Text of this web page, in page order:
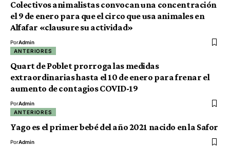
Colectivos animalistas convocan una concentración
el 9 de enero para que el circo que usa animales en
Alfafar «clausure su actividad»
PorAdmin
ANTERIORES
Quart de Poblet prorroga las medidas
extraordinarias hasta el 10 de enero para frenar el
aumento de contagios COVID-19
PorAdmin
ANTERIORES
Yago es el primer bebé del año 2021 nacido en la Safor
PorAdmin